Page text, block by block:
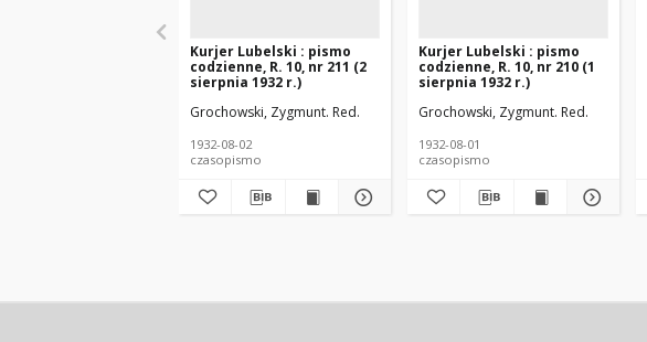
Kurjer Lubelski : pismo
codzienne, R. 10, nr 211 (2
sierpnia 1932 r.)
Grochowski, Zygmunt. Red.
1932-08-02
czasopismo
Kurjer Lubelski : pismo
codzienne, R. 10, nr 210 (1
sierpnia 1932 r.)
Grochowski, Zygmunt. Red.
1932-08-01
czasopismo